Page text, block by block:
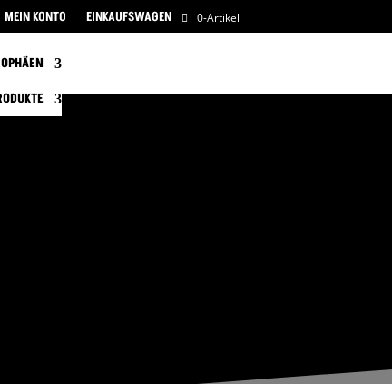
MEIN KONTO EINKAUFSWAGEN 0-Artikel